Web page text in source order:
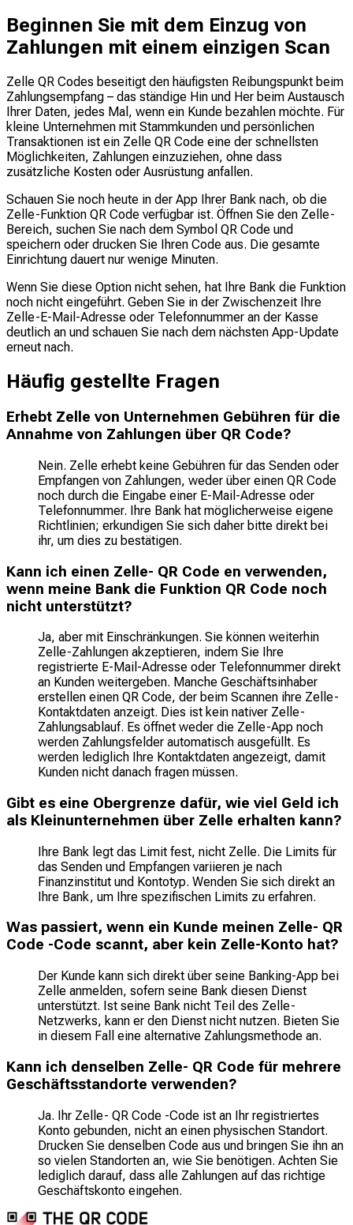
Beginnen Sie mit dem Einzug von
Zahlungen mit einem einzigen Scan
Zelle QR Codes beseitigt den häufigsten Reibungspunkt beim
Zahlungsempfang – das ständige Hin und Her beim Austausch
Ihrer Daten, jedes Mal, wenn ein Kunde bezahlen möchte. Für
kleine Unternehmen mit Stammkunden und persönlichen
Transaktionen ist ein Zelle QR Code eine der schnellsten
Möglichkeiten, Zahlungen einzuziehen, ohne dass
zusätzliche Kosten oder Ausrüstung anfallen.
Schauen Sie noch heute in der App Ihrer Bank nach, ob die
Zelle-Funktion QR Code verfügbar ist. Öffnen Sie den Zelle-
Bereich, suchen Sie nach dem Symbol QR Code und
speichern oder drucken Sie Ihren Code aus. Die gesamte
Einrichtung dauert nur wenige Minuten.
Wenn Sie diese Option nicht sehen, hat Ihre Bank die Funktion
noch nicht eingeführt. Geben Sie in der Zwischenzeit Ihre
Zelle-E-Mail-Adresse oder Telefonnummer an der Kasse
deutlich an und schauen Sie nach dem nächsten App-Update
erneut nach.
Häufig gestellte Fragen
Erhebt Zelle von Unternehmen Gebühren für die
Annahme von Zahlungen über QR Code?
Nein. Zelle erhebt keine Gebühren für das Senden oder
Empfangen von Zahlungen, weder über einen QR Code
noch durch die Eingabe einer E-Mail-Adresse oder
Telefonnummer. Ihre Bank hat möglicherweise eigene
Richtlinien; erkundigen Sie sich daher bitte direkt bei
ihr, um dies zu bestätigen.
Kann ich einen Zelle- QR Code en verwenden,
wenn meine Bank die Funktion QR Code noch
nicht unterstützt?
Ja, aber mit Einschränkungen. Sie können weiterhin
Zelle-Zahlungen akzeptieren, indem Sie Ihre
registrierte E-Mail-Adresse oder Telefonnummer direkt
an Kunden weitergeben. Manche Geschäftsinhaber
erstellen einen QR Code, der beim Scannen ihre Zelle-
Kontaktdaten anzeigt. Dies ist kein nativer Zelle-
Zahlungsablauf. Es öffnet weder die Zelle-App noch
werden Zahlungsfelder automatisch ausgefüllt. Es
werden lediglich Ihre Kontaktdaten angezeigt, damit
Kunden nicht danach fragen müssen.
Gibt es eine Obergrenze dafür, wie viel Geld ich
als Kleinunternehmen über Zelle erhalten kann?
Ihre Bank legt das Limit fest, nicht Zelle. Die Limits für
das Senden und Empfangen variieren je nach
Finanzinstitut und Kontotyp. Wenden Sie sich direkt an
Ihre Bank, um Ihre spezifischen Limits zu erfahren.
Was passiert, wenn ein Kunde meinen Zelle- QR
Code -Code scannt, aber kein Zelle-Konto hat?
Der Kunde kann sich direkt über seine Banking-App bei
Zelle anmelden, sofern seine Bank diesen Dienst
unterstützt. Ist seine Bank nicht Teil des Zelle-
Netzwerks, kann er den Dienst nicht nutzen. Bieten Sie
in diesem Fall eine alternative Zahlungsmethode an.
Kann ich denselben Zelle- QR Code für mehrere
Geschäftsstandorte verwenden?
Ja. Ihr Zelle- QR Code -Code ist an Ihr registriertes
Konto gebunden, nicht an einen physischen Standort.
Drucken Sie denselben Code aus und bringen Sie ihn an
so vielen Standorten an, wie Sie benötigen. Achten Sie
lediglich darauf, dass alle Zahlungen auf das richtige
Geschäftskonto eingehen.